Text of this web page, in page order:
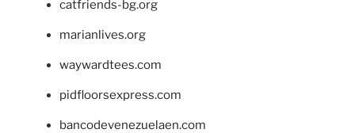
catfriends-bg.org
marianlives.org
waywardtees.com
pidfloorsexpress.com
bancodevenezuelaen.com